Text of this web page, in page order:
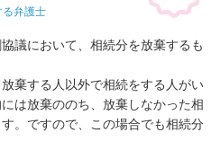
る弁護士
議において、相続分を放棄するも
棄する人以外で相続をする人がい
は放棄ののち、放棄しなかった相
。ですので、この場合でも相続分